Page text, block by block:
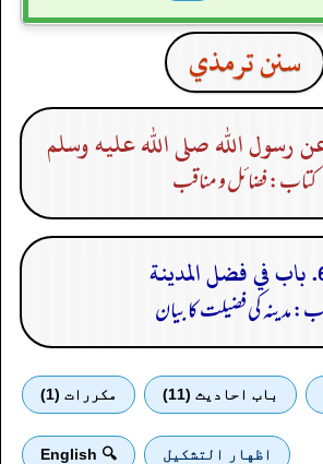
سنن ترمذي
رسول الله صلى الله عليه وسلم
کتاب: فضائل و مناقب
مدینہ کی فضیلت کا بیان
باب احادیث (11) مكررات (1)
اظهار التشكيل 🔍 English